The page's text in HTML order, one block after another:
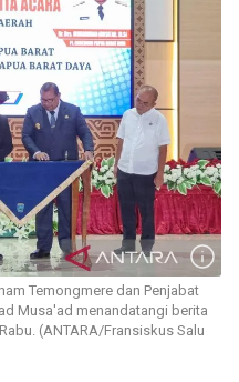
Temongmere dan Penjabat
Musa'ad menandatangi berita
(ANTARA/Fransiskus Salu